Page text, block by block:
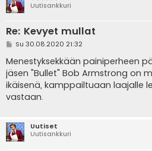
Uutisankkuri
Re: Kevyet mullat
V
e
s
t
i
Su 30.08.2020 21:32
Menestyksekkään painiperheen
jäsen "Bullet" Bob Armstrong on
ikäisenä, kamppailtuaan laajalle
vastaan.
Uutiset
Uutisankkuri